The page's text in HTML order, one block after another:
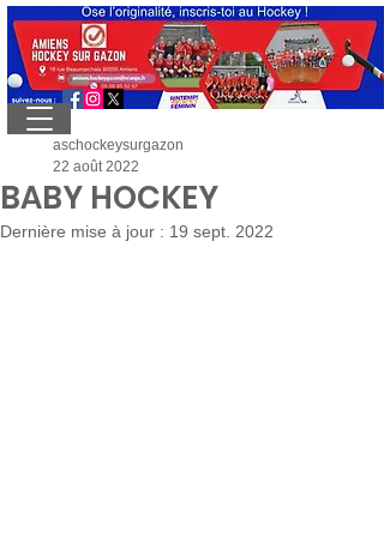
BABY HOCKEY
aschockeysurgazon
22 août 2022
Dernière mise à jour : 19 sept. 2022